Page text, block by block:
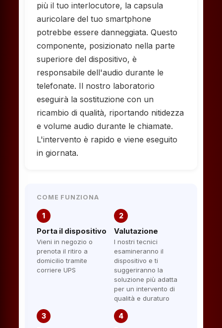
più il tuo interlocutore, la capsula
auricolare del tuo smartphone
potrebbe essere danneggiata. Questo
componente, posizionato nella parte
superiore del dispositivo, è
responsabile dell'audio durante le
telefonate. Il nostro laboratorio
eseguirà la sostituzione con un
ricambio di qualità, riportando nitidezza
e volume audio durante le chiamate.
L'intervento è rapido e viene eseguito
in giornata.
COME FUNZIONA
1
Porta il dispositivo
Vieni in negozio o
prenota il ritiro a
domicilio tramite
corriere UPS
2
Valutazione
I nostri tecnici
esamineranno il
dispositivo e ti
suggeriranno la
soluzione più adatta
per un intervento di
qualità e duraturo
3 4